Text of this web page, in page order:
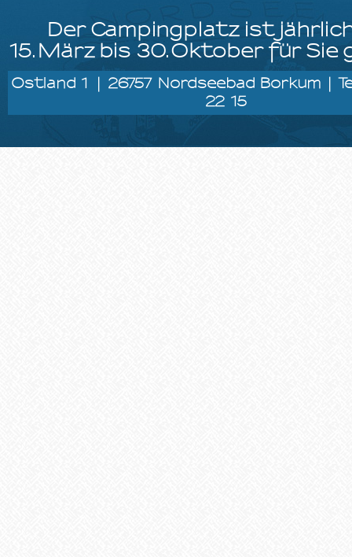
Der Campingplatz ist
15.März bis 30.Oktober für Sie
Ostland 1 | 26757 Nordseebad Borkum |
22 15